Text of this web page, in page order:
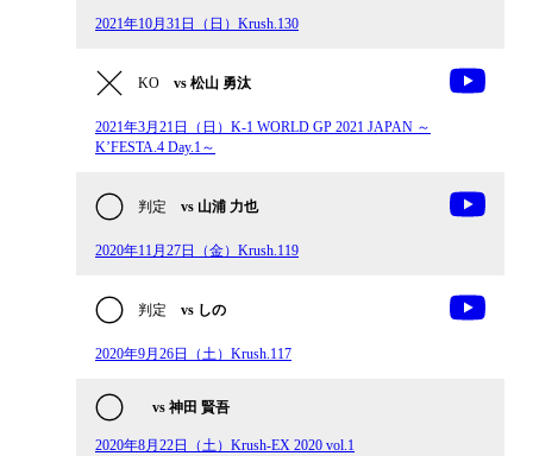
2021年10月31日（日）Krush.130
KO vs 松山 勇汰
2021年3月21日（日）K-1 WORLD GP 2021 JAPAN ～
K’FESTA.4 Day.1～
判定 vs 山浦 力也
2020年11月27日（金）Krush.119
判定 vs しの
2020年9月26日（土）Krush.117
vs 神田 賢吾
2020年8月22日（土）Krush-EX 2020 vol.1